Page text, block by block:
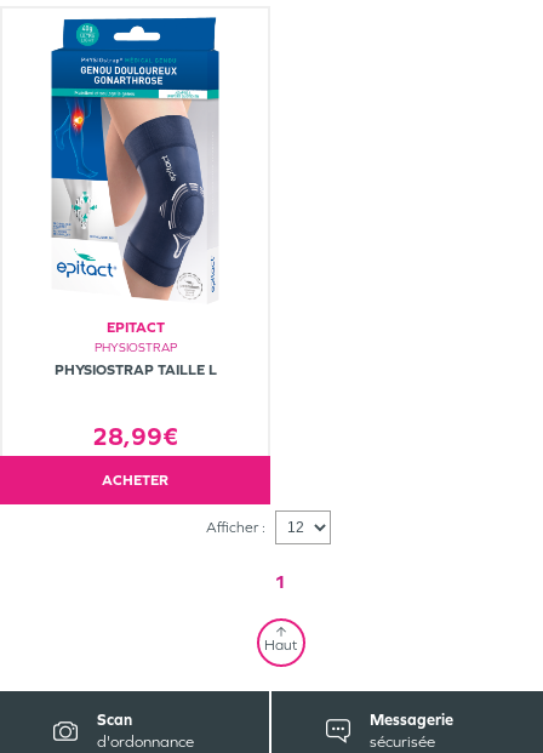
EPITACT
PHYSIOSTRAP
PHYSIOSTRAP TAILLE L
28,99€
ACHETER
Afficher :
1
Haut
Scan
d'ordonnance
Messagerie
sécurisée